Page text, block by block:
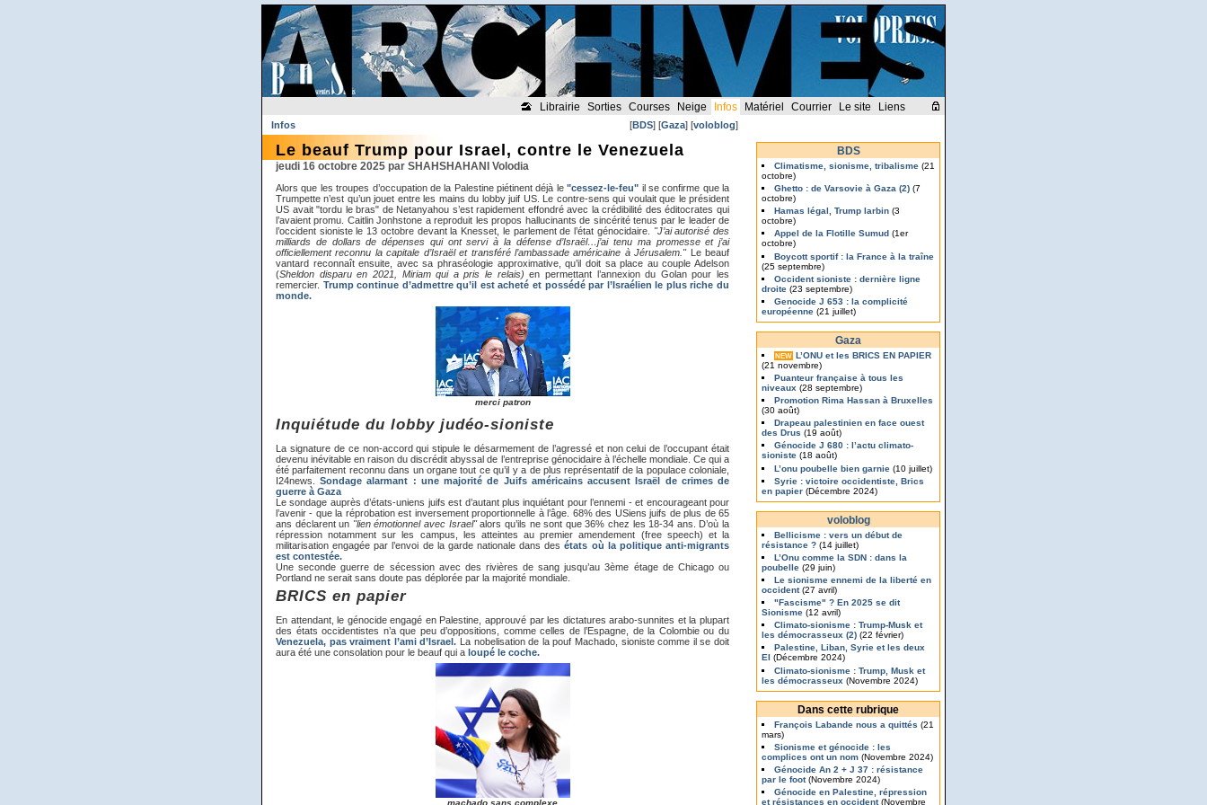
Librairie Sorties Courses Neige Infos Matériel Courrier Le site Liens
[BDS] [Gaza] [voloblog]
Infos
Le beauf Trump pour Israel, contre le Venezuela
jeudi 16 octobre 2025 par SHAHSHAHANI Volodia
Alors que les troupes d’occupation de la Palestine piétinent déjà le"cessez-le-feu" il se confirme que la
Trumpette n’est qu’un jouet entre les mains du lobby juif US. Le contre-sens qui voulait que le président
US avait "tordu le bras" de Netanyahou s’est rapidement effondré avec la crédibilité des éditocrates qui
l’avaient promu. Caitlin Jonhstone a reproduit les propos hallucinants de sincérité tenus par le leader de
l’occident sioniste le 13 octobre devant la Knesset, le parlement de l’état génocidaire.
"J’ai autorisé des
milliards de dollars de dépenses qui ont servi à la défense d’Israël…j’ai tenu ma promesse et j’ai
officiellement reconnu la capitale d’Israël et transféré l’ambassade américaine à Jérusalem."Le beauf
vantard reconnaît ensuite, avec sa phraséologie approximative, qu’il doit sa place au couple Adelson
(Sheldon disparu en 2021, Miriam qui a pris le relais) en permettant l’annexion du Golan pour les
remercier. Trump continue d’admettre qu’il est acheté et possédé par l’Israélien le plus riche du
monde.
merci patron
Inquiétude du lobby judéo-sioniste
La signature de ce non-accord qui stipule le désarmement de l’agressé et non celui de l’occupant était
devenu inévitable en raison du discrédit abyssal de l’entreprise génocidaire à l’échelle mondiale. Ce qui a
été parfaitement reconnu dans un organe tout ce qu’il y a de plus représentatif de la populace coloniale,
I24news.Sondage alarmant : une majorité de Juifs américains accusent Israël de crimes de
guerre à Gaza
Le sondage auprès d’états-uniens juifs est d’autant plus inquiétant pour l’ennemi - et encourageant pour
l’avenir - que la réprobation est inversement proportionnelle à l’âge. 68% des USiens juifs de plus de 65
ans déclarent un "lien émotionnel avec Israel"alors qu’ils ne sont que 36% chez les 18-34 ans. D’où la
répression notamment sur les campus, les atteintes au premier amendement (free speech) et la
militarisation engagée par l’envoi de la garde nationale dans desétats où la politique anti-migrants
est contestée.
Une seconde guerre de sécession avec des rivières de sang jusqu’au 3ème étage de Chicago ou
Portland ne serait sans doute pas déplorée par la majorité mondiale.
BRICS en papier
En attendant, le génocide engagé en Palestine, approuvé par les dictatures arabo-sunnites et la plupart
des états occidentistes n’a que peu d’oppositions, comme celles de l’Espagne, de la Colombie ou du
Venezuela, pas vraiment l’ami d’Israel. La nobelisation de la pouf Machado, sioniste comme il se doit
aura été une consolation pour le beauf qui a loupé le coche.
machado sans complexe
BDS
Climatisme, sionisme, tribalisme (21
octobre)
Ghetto : de Varsovie à Gaza (2) (7
octobre)
Hamas légal, Trump larbin(3
octobre)
Appel de la Flotille Sumud (1er
octobre)
Boycott sportif : la France à la traîne
(25 septembre)
Occident sioniste : dernière ligne
droite (23 septembre)
Genocide J 653 : la complicité
européenne (21 juillet)
Gaza
NEW L’ONU et les BRICS EN PAPIER
(21 novembre)
Puanteur française à tous les
niveaux (28 septembre)
Promotion Rima Hassan à Bruxelles
(30 août)
Drapeau palestinien en face ouest
des Drus (19 août)
Génocide J 680 : l’actu climato-
sioniste (18 août)
L’onu poubelle bien garnie (10 juillet)
Syrie : victoire occidentiste, Brics
en papier (Décembre 2024)
voloblog
Bellicisme : vers un début de
résistance ? (14 juillet)
L’Onu comme la SDN : dans la
poubelle (29 juin)
Le sionisme ennemi de la liberté en
occident(27 avril)
"Fascisme" ? En 2025 se dit
Sionisme (12 avril)
Climato-sionisme : Trump-Musk et
les démocrasseux (2) (22 février)
Palestine, Liban, Syrie et les deux
EI (Décembre 2024)
Climato-sionisme : Trump, Musk et
les démocrasseux (Novembre 2024)
Dans cette rubrique
François Labande nous a quittés (21
mars)
Sionisme et génocide : les
complices ont un nom (Novembre 2024)
Génocide An 2 + J 37 : résistance
par le foot(Novembre 2024)
Génocide en Palestine, répression
et résistances en occident(Novembre